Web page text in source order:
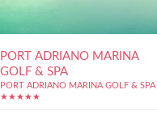
PORT ADRIANO MARINA
GOLF & SPA
PORT ADRIANO MARINA GOLF & SPA
★★★★★